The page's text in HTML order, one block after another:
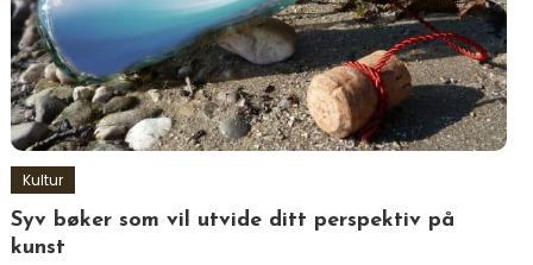
Kultur
Syv bøker som vil utvide ditt perspektiv på
kunst